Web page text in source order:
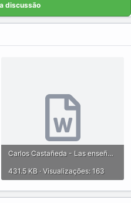
discussão
Carlos Castañeda - Las enseñanzas de Don Juan.doc
431.5 KB · Visualizações: 163